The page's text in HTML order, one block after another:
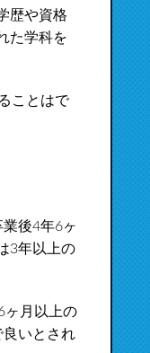
歴や資格
た学科を
ことはで
後4年6ヶ
3年以上の
ヶ月以上の
いとされ